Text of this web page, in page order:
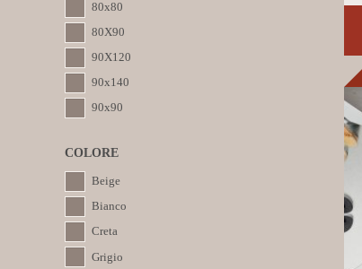
80x80
80X90
90X120
90x140
90x90
COLORE
Beige
Bianco
Creta
Grigio